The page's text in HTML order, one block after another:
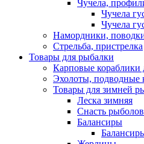
Чучела,
Чучела
Чучела
Намордники,
Стрельба, пристрелка
Товары для рыбалки
Карповые кораблики
Эхолоты, подводные
Товары для зимней
Леска зимняя
Снасть
Балансиры